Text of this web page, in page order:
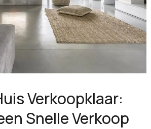
Verkoopklaar:
Snelle Verkoop